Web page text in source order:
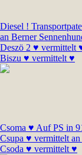
Diesel !
an Berner
Deszö 2 ♥ vermittelt
Biszu ♥ vermittelt ♥
Csoma ♥ Auf PS in
Csupa ♥ vermittelt
Csoda ♥ vermittelt ♥